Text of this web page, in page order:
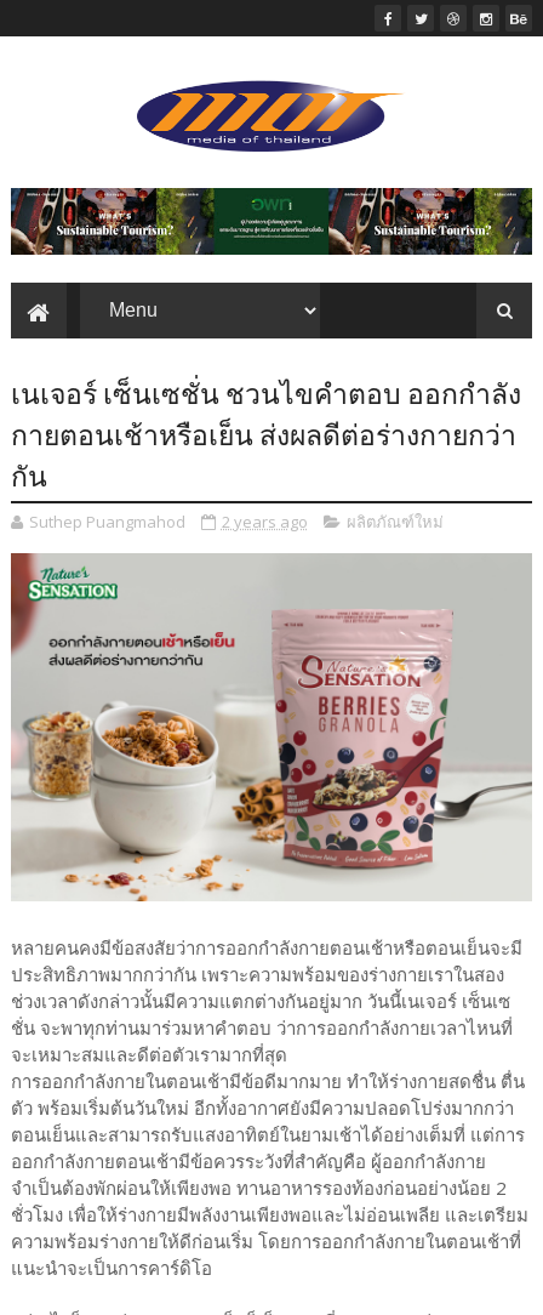
เนเจอร์ เซ็นเซชั่น ชวนไขคำตอบ ออกกำลัง
กายตอนเช้าหรือเย็น ส่งผลดีต่อร่างกายกว่า
กัน
Suthep Puangmahod 2 years ago ผลิตภัณฑ์ใหม่
หลายคนคงมีข้อสงสัยว่าการออกกำลังกายตอนเช้าหรือตอนเย็นจะมี
ประสิทธิภาพมากกว่ากัน เพราะความพร้อมของร่างกายเราในสอง
ช่วงเวลาดังกล่าวนั้นมีความแตกต่างกันอยู่มาก วันนี้เนเจอร์ เซ็นเซ
ชั่น จะพาทุกท่านมาร่วมหาคำตอบ ว่าการออกกำลังกายเวลาไหนที่
จะเหมาะสมและดีต่อตัวเรามากที่สุด
การออกกำลังกายในตอนเช้ามีข้อดีมากมาย ทำให้ร่างกายสดชื่น ตื่น
ตัว พร้อมเริ่มต้นวันใหม่ อีกทั้งอากาศยังมีความปลอดโปร่งมากกว่า
ตอนเย็นและสามารถรับแสงอาทิตย์ในยามเช้าได้อย่างเต็มที่ แต่การ
ออกกำลังกายตอนเช้ามีข้อควรระวังที่สำคัญคือ ผู้ออกกำลังกาย
จำเป็นต้องพักผ่อนให้เพียงพอ ทานอาหารรองท้องก่อนอย่างน้อย 2
ชั่วโมง เพื่อให้ร่างกายมีพลังงานเพียงพอและไม่อ่อนเพลีย และเตรียม
ความพร้อมร่างกายให้ดีก่อนเริ่ม โดยการออกกำลังกายในตอนเช้าที่
แนะนำจะเป็นการคาร์ดิโอ